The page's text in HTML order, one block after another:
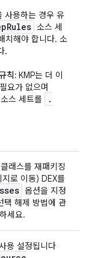
사용하는 경우 유
Rules 소스 세
치해야 합니다. 소
.
칙: KMP는 더 이
요가 없으며
소스 세트를
.
래스를 재패키징
로 이동) DEX를
옵션을 지정
택 해제 방법에 관
세요.
용 설정됩니다